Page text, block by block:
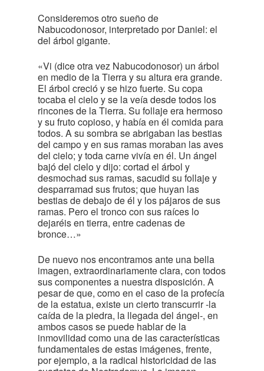
Consideremos otro sueño de
Nabucodonosor, interpretado por Daniel: el
del árbol gigante.
«Vi (dice otra vez Nabucodonosor) un árbol
en medio de la Tierra y su altura era grande.
El árbol creció y se hizo fuerte. Su copa
tocaba el cielo y se la veía desde todos los
rincones de la Tierra. Su follaje era hermoso
y su fruto copioso, y había en él comida para
todos. A su sombra se abrigaban las bestias
del campo y en sus ramas moraban las aves
del cielo; y toda carne vivía en él. Un ángel
bajó del cielo y dijo: cortad el árbol y
desmochad sus ramas, sacudid su follaje y
desparramad sus frutos; que huyan las
bestias de debajo de él y los pájaros de sus
ramas. Pero el tronco con sus raíces lo
dejaréis en tierra, entre cadenas de
bronce…»
De nuevo nos encontramos ante una bella
imagen, extraordinariamente clara, con todos
sus componentes a nuestra disposición. A
pesar de que, como en el caso de la profecía
de la estatua, existe un cierto transcurrir -la
caída de la piedra, la llegada del ángel-, en
ambos casos se puede hablar de la
inmovilidad como una de las características
fundamentales de estas imágenes, frente,
por ejemplo, a la radical historicidad de las